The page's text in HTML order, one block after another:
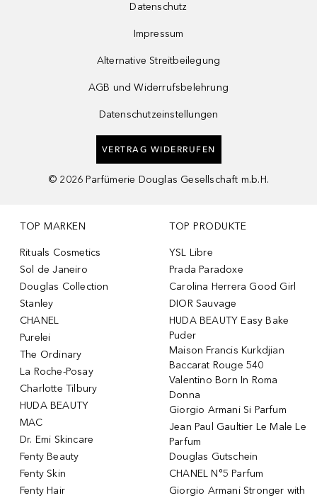
Datenschutz
Impressum
Alternative Streitbeilegung
AGB und Widerrufsbelehrung
Datenschutzeinstellungen
VERTRAG WIDERRUFEN
© 2026 Parfümerie Douglas Gesellschaft m.b.H.
TOP MARKEN
Rituals Cosmetics
Sol de Janeiro
Douglas Collection
Stanley
CHANEL
Purelei
The Ordinary
La Roche-Posay
Charlotte Tilbury
HUDA BEAUTY
MAC
Dr. Emi Skincare
Fenty Beauty
Fenty Skin
Fenty Hair
TOP PRODUKTE
YSL Libre
Prada Paradoxe
Carolina Herrera Good Girl
DIOR Sauvage
HUDA BEAUTY Easy Bake
Puder
Maison Francis Kurkdjian
Baccarat Rouge 540
Valentino Born In Roma
Donna
Giorgio Armani Si Parfum
Jean Paul Gaultier Le Male Le
Parfum
Douglas Gutschein
CHANEL N°5 Parfum
Giorgio Armani Stronger with